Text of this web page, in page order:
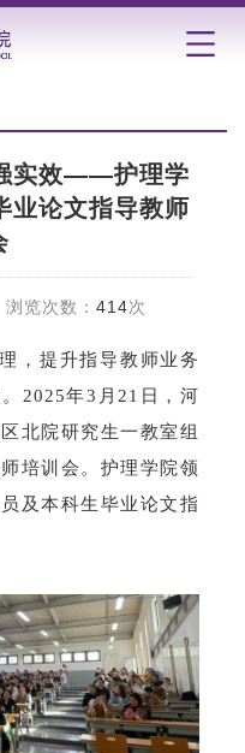
实效——护理学
业论文指导教师
览次数： 414次
，提升指导教师业务
2025年3月21日，河
北院研究生一教室组
培训会。护理学院领
及本科生毕业论文指